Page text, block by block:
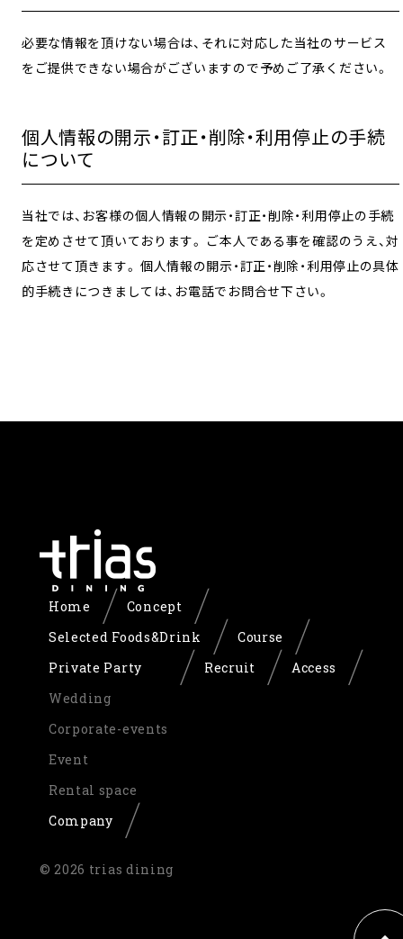
必要な情報を頂けない場合は、それに対応した当社のサービス
をご提供できない場合がございますので予めご了承ください。
個人情報の開示・訂正・削除・利用停止の手続
について
当社では、お客様の個人情報の開示・訂正・削除・利用停止の手続
を定めさせて頂いております。 ご本人である事を確認のうえ、対
応させて頂きます。 個人情報の開示・訂正・削除・利用停止の具体
的手続きにつきましては、お電話でお問合せ下さい。
Home
Concept
Selected Foods&Drink
Course
Private Party
Wedding
Corporate-events
Event
Rental space
Recruit Access
Company
© 2026 trias dining